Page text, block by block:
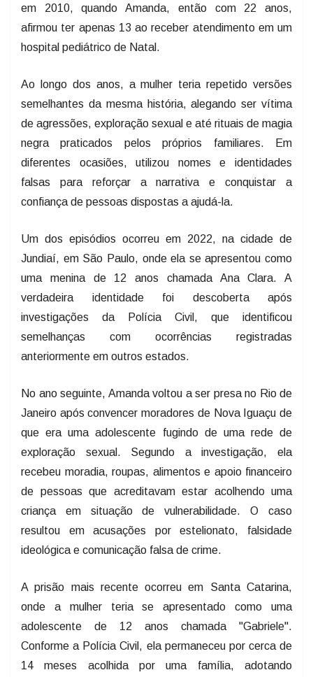
em 2010, quando Amanda, então com 22 anos,
afirmou ter apenas 13 ao receber atendimento em um
hospital pediátrico de Natal.
Ao longo dos anos, a mulher teria repetido versões
semelhantes da mesma história, alegando ser vítima
de agressões, exploração sexual e até rituais de magia
negra praticados pelos próprios familiares. Em
diferentes ocasiões, utilizou nomes e identidades
falsas para reforçar a narrativa e conquistar a
confiança de pessoas dispostas a ajudá-la.
Um dos episódios ocorreu em 2022, na cidade de
Jundiaí, em São Paulo, onde ela se apresentou como
uma menina de 12 anos chamada Ana Clara. A
verdadeira identidade foi descoberta após
investigações da Polícia Civil, que identificou
semelhanças com ocorrências registradas
anteriormente em outros estados.
No ano seguinte, Amanda voltou a ser presa no Rio de
Janeiro após convencer moradores de Nova Iguaçu de
que era uma adolescente fugindo de uma rede de
exploração sexual. Segundo a investigação, ela
recebeu moradia, roupas, alimentos e apoio financeiro
de pessoas que acreditavam estar acolhendo uma
criança em situação de vulnerabilidade. O caso
resultou em acusações por estelionato, falsidade
ideológica e comunicação falsa de crime.
A prisão mais recente ocorreu em Santa Catarina,
onde a mulher teria se apresentado como uma
adolescente de 12 anos chamada "Gabriele".
Conforme a Polícia Civil, ela permaneceu por cerca de
14 meses acolhida por uma família, adotando